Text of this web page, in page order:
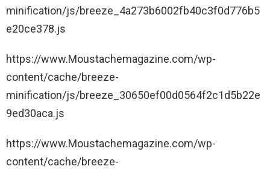
minification/js/breeze_4a273b6002fb40c3f0d776b5
e20ce378.js
https://www.Moustachemagazine.com/wp-
content/cache/breeze-
minification/js/breeze_30650ef00d0564f2c1d5b22e
9ed30aca.js
https://www.Moustachemagazine.com/wp-
content/cache/breeze-